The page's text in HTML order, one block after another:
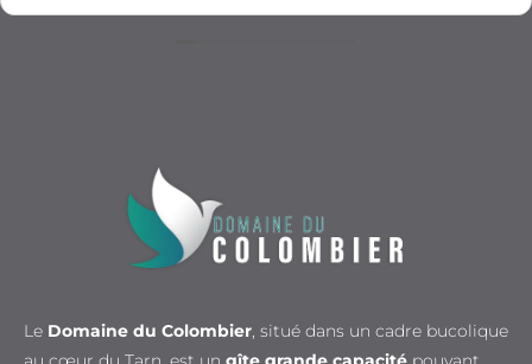
Le Domaine du Colombier, situé dans un cadre bucolique